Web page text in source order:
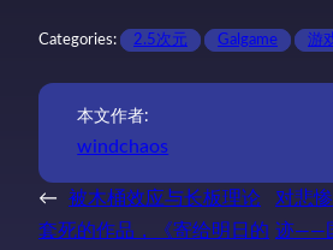
Categories: 2.5次元 Galgame 游
本文作者:
windchaos
←
被木桶效应与长板理论
套死的作品，《寄给明日的
对悲
迹——